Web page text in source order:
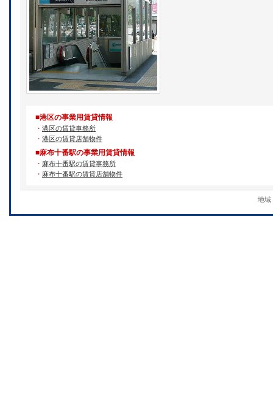
■港区の事業用賃貸情報
・ 港区の賃貸事務所
・ 港区の賃貸店舗物件
■麻布十番駅の事業用賃貸情報
・ 麻布十番駅の賃貸事務所
・ 麻布十番駅の賃貸店舗物件
地域